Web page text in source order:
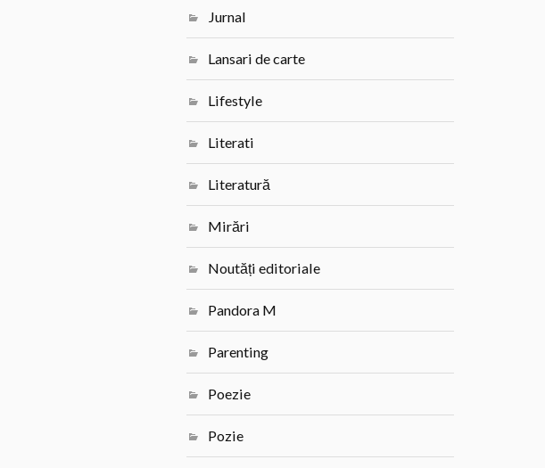
Jurnal
Lansari de carte
Lifestyle
Literati
Literatură
Mirări
Noutăți editoriale
Pandora M
Parenting
Poezie
Pozie